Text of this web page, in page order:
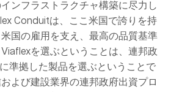
ンフラストラクチャ構築に尽力し
Conduitは、ここ米国で誇りを持
国の雇用を支え、最高の品質基準
を選ぶということは、連邦政
準拠した製品を選ぶということで
よび建設業界の連邦政府出資プロ